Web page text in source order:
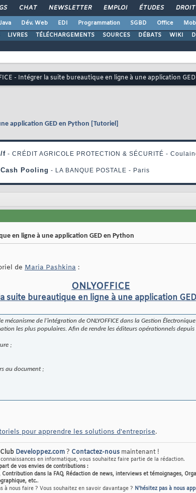
CHAT NEWSLETTER EMPLOI ÉTUDES DROIT
Java Dév. Web EDI Programmation SGBD Office
LIVRES TÉLÉCHARGEMENTS SOURCES DÉBATS WIKI
- Intégrer la suite bureautique en ligne à une application
application GED en Python [Tutoriel]
en ligne à une application GED en Python
de Maria Pashkina :
ONLYOFFICE
suite bureautique en ligne à une application
de l’intégration de ONLYOFFICE dans la Gestion
les plus populaires. Afin de rendre les éditeurs opérationnels depuis
;
au document ;
pour apprendre les solutions d'entreprise.
Developpez.com? Contactez-nous maintenant !
en informatique, vous souhaitez faire partie de la rédaction.
de vos envies de contributions :
dans la FAQ, Rédaction de news, interviews et témoignages,
etc..
à nous faire ? Vous souhaitez en savoir davantage ? N'hésitez pas à nous